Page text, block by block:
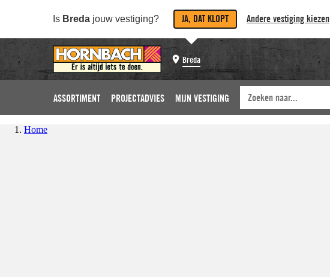
Is Breda jouw vestiging? JA, DAT KLOPT Andere vestiging kiezen
Breda
ASSORTIMENT PROJECTADVIES MIJN VESTIGING
Home